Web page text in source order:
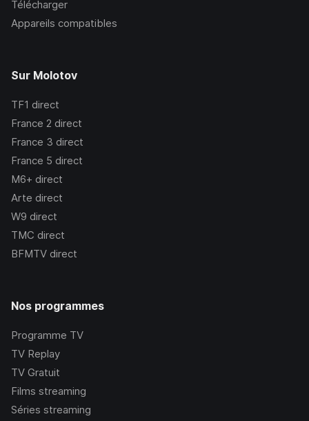
Télécharger
Appareils compatibles
Sur Molotov
TF1 direct
France 2 direct
France 3 direct
France 5 direct
M6+ direct
Arte direct
W9 direct
TMC direct
BFMTV direct
Nos programmes
Programme TV
TV Replay
TV Gratuit
Films streaming
Séries streaming